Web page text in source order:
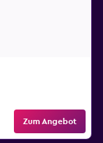
Zum Angebot